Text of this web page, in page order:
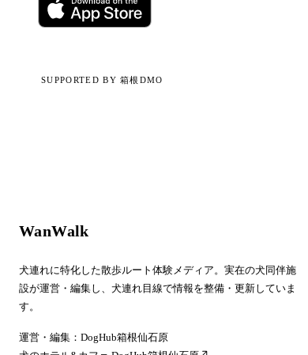
SUPPORTED BY 箱根DMO
WanWalk
犬連れに特化した散歩ルート体験メディア。実在の犬同伴施
設が運営・編集し、犬連れ目線で情報を整備・更新していま
す。
運営・編集：DogHub箱根仙石原